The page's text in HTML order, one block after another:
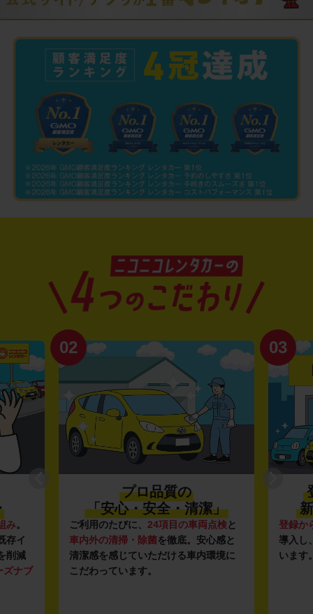
み。
存イ
削減
ズナブ
02
プロ品質の
「安心・安全・清潔」
ご利用のたびに、 24項目の車両点検と
車内外の清掃・除菌を徹底。安心感と
清潔感を感じていただける車内環境に
こだわっています。
03
登録か
導入し
います